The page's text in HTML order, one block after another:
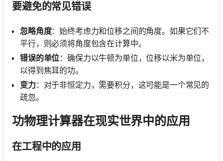
要避免的常见错误
忽略角度：始终考虑力和位移之间的角度。如果它们不
平行，则必须将角度包含在计算中。
错误的单位：确保力以牛顿为单位，位移以米为单位，
以得到焦耳的功。
变力：对于非恒定力，需要积分，这可能是一个常见的
疏忽。
功物理计算器在现实世界中的应用
在工程中的应用